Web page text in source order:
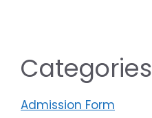
Categories
Admission Form